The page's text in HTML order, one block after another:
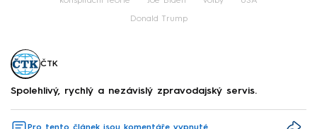
Donald Trump
ČTK
Spolehlivý, rychlý a nezávislý zpravodajský servis.